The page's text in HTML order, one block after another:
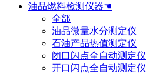
油品燃料检测仪器☚
全部
油品微量水分测定仪
石油产品热值测定仪
闭口闪点全自动测定仪
开口闪点全自动测定仪